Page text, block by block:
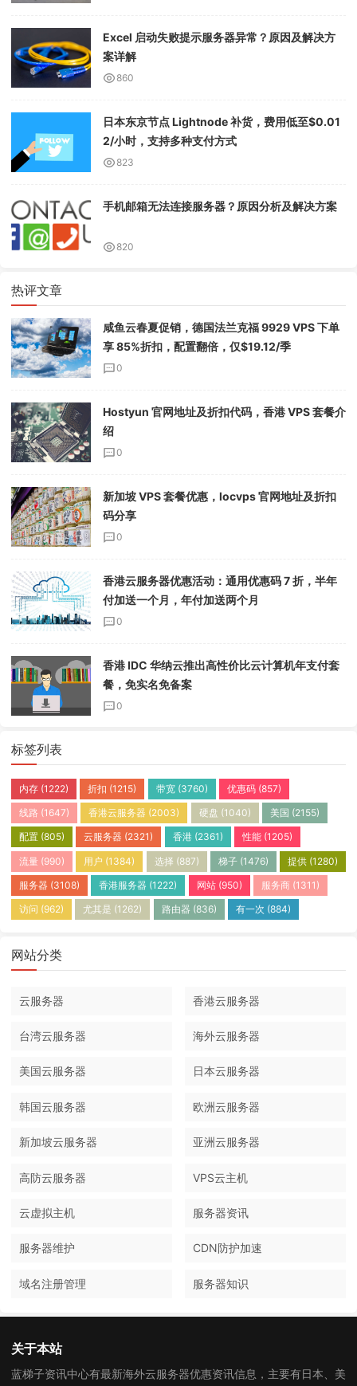
Excel 启动失败提示服务器异常？原因及解决方
案详解
860
日本东京节点 Lightnode 补货，费用低至$0.01
2/小时，支持多种支付方式
823
手机邮箱无法连接服务器？原因分析及解决方案
820
热评文章
咸鱼云春夏促销，德国法兰克福 9929 VPS 下单
享 85%折扣，配置翻倍，仅$19.12/季
0
Hostyun 官网地址及折扣代码，香港 VPS 套餐介
绍
0
新加坡 VPS 套餐优惠，locvps 官网地址及折扣
码分享
0
香港云服务器优惠活动：通用优惠码 7 折，半年
付加送一个月，年付加送两个月
0
香港 IDC 华纳云推出高性价比云计算机年支付套
餐，免实名免备案
0
标签列表
内存 (1222) 折扣 (1215) 带宽(3760) 优惠码(857)
线路 (1647) 香港云服务器 (2003) 硬盘 (1040) 美国 (2155)
配置 (805) 云服务器 (2321) 香港(2361) 性能(1205)
流量 (990) 用户 (1384) 选择 (887) 梯子(1476) 提供 (1280)
服务器 (3108) 香港服务器 (1222) 网站(950) 服务商(1311)
访问 (962) 尤其是 (1262) 路由器 (836) 有一次 (884)
网站分类
云服务器 香港云服务器
台湾云服务器 海外云服务器
美国云服务器 日本云服务器
韩国云服务器 欧洲云服务器
新加坡云服务器 亚洲云服务器
高防云服务器 VPS云主机
云虚拟主机 服务器资讯
服务器维护 CDN防护加速
域名注册管理 服务器知识
关于本站
蓝梯子资讯中心有最新海外云服务器优惠资讯信息，主要有日本、美